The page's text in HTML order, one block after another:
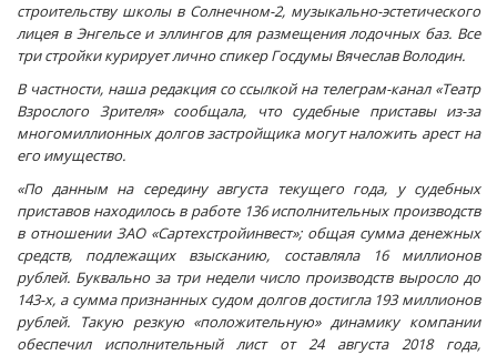
строительству школы в Солнечном-2, музыкально-эстетического
лицея в Энгельсе и эллингов для размещения лодочных баз. Все
три стройки курирует лично спикер Госдумы Вячеслав Володин.
В частности, наша редакция со ссылкой на телеграм-канал «Театр
Взрослого Зрителя» сообщала, что судебные приставы из-за
многомиллионных долгов застройщика могут наложить арест на
его имущество.
«По данным на середину августа текущего года, у судебных
приставов находилось в работе 136 исполнительных производств
в отношении ЗАО «Сартехстройинвест»; общая сумма денежных
средств, подлежащих взысканию, составляла 16 миллионов
рублей. Буквально за три недели число производств выросло до
143-х, а сумма признанных судом долгов достигла 193 миллионов
рублей. Такую резкую «положительную» динамику компании
обеспечил исполнительный лист от 24 августа 2018 года,